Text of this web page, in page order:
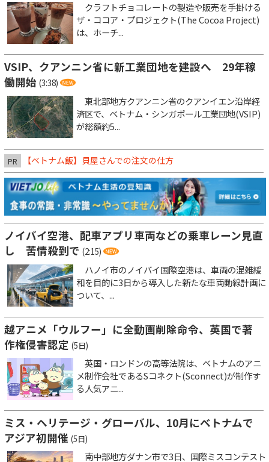
クラフトチョコレートの製造や販売を手掛ける
ザ・ココア・プロジェクト(The Cocoa Project)
は、ホーチ...
VSIP、クアンニン省に新工業団地を建設へ 29年稼
働開始 (3:38)
東北部地方クアンニン省のクアンイエン沿岸経
済区で、ベトナム・シンガポール工業団地(VSIP)
が総額約5...
PR 【ベトナム飯】貝屋さんでの注文の仕方
ノイバイ空港、配車アプリ車両などの乗車レーン見直
し 苦情殺到で (2:15)
ハノイ市のノイバイ国際空港は、車両の混雑緩
和を目的に3日から導入した新たな車両動線計画に
ついて、...
越アニメ「ウルフー」に全動画削除命令、英国で著
作権侵害認定 (5日)
英国・ロンドンの高等法院は、ベトナムのアニ
メ制作会社であるSコネクト(Sconnect)が制作す
る人気アニ...
ミス・ヘリテージ・グローバル、10月にベトナムで
アジア初開催 (5日)
南中部地方ダナン市で3日、国際ミスコンテスト